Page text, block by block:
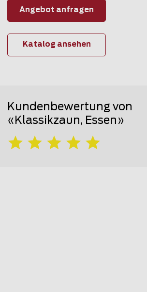
Angebot anfragen
Katalog ansehen
Kundenbewertung von
«Klassikzaun, Essen»